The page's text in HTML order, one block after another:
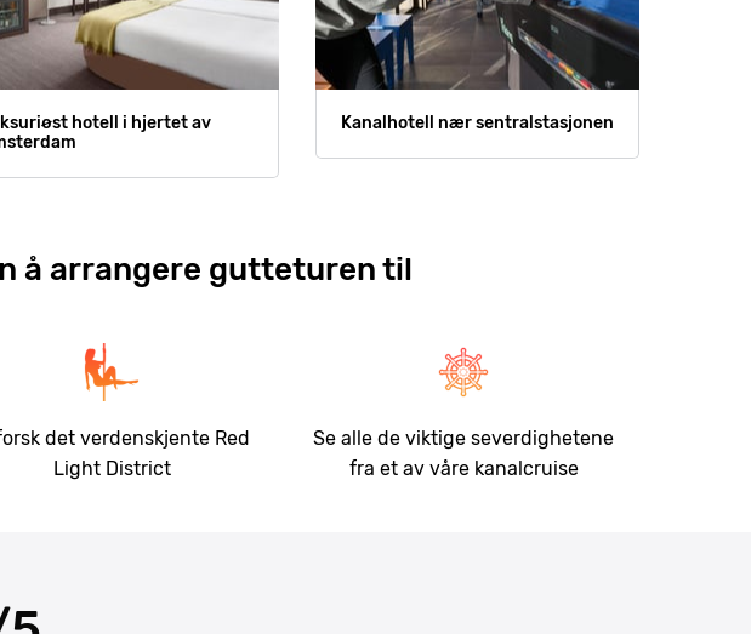
hotell i hjertet av
Kanalhotell nær sentralstasjonen
å arrangere gutteturen til
det verdenskjente Red
Light District
Se alle de viktige severdighetene
fra et av våre kanalcruise